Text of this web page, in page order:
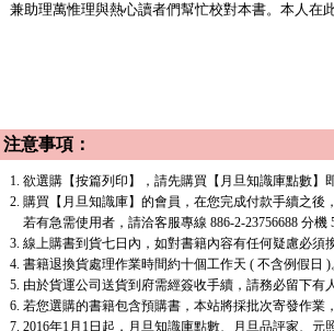
兼助理萬惟理與熱心讀者們幫忙校對本書。本人在
注意事項：
1. 欲選購【按篇列印】，請先購買【月旦知識庫點數】
2. 購買【月旦知識庫】的會員，在您完成付款手續之後
若有急需使用者，請洽客服專線 886-2-23756688 分機
3. 線上購書到貨七日內，如對書籍內容有任何疑慮必須
4. 書籍退換貨處理作業時間約十個工作天 ( 不含例假日 )
5. 由於貨運公司送貨到府需經簽收手續，請務必留下有
6. 若您選購的書籍包含預購書，本站將採批次寄發作業
7. 2016年1月1日起，月旦知識庫點數、月旦品評家、